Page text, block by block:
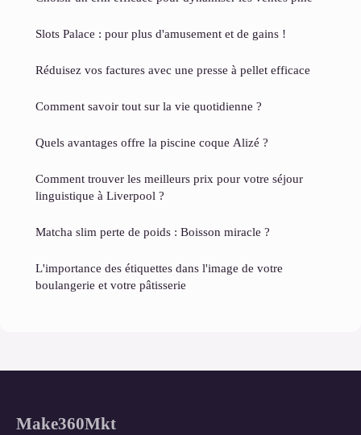
Slots Palace : pour plus d'amusement et de gains !
Réduisez vos factures avec une presse à pellet efficace
Comment savoir tout sur la vie quotidienne ?
Quels avantages offre la piscine coque Alizé ?
Comment trouver les meilleurs prix pour votre séjour
linguistique à Liverpool ?
Matcha slim perte de poids : Boisson miracle ?
L'importance des étiquettes dans l'image de votre
boulangerie et votre pâtisserie
Make360Mkt